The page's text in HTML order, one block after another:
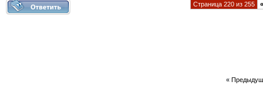
Страница 220 из 255 «
«